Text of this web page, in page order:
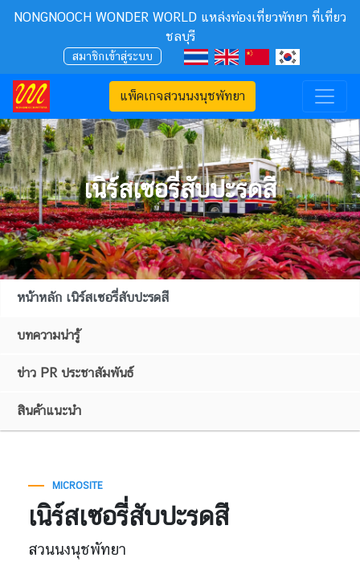
NONGNOOCH WONDER WORLD แหล่งท่องเที่ยวพัทยา ที่เที่ยว
ชลบุรี
สมาชิกเข้าสู่ระบบ
แพ็คเกจสวนนงนุชพัทยา
เนิร์สเซอรี่สับปะรดสี
หน้าหลัก เนิร์สเซอรี่สับปะรดสี
บทความน่ารู้
ข่าว PR ประชาสัมพันธ์
สินค้าแนะนำ
MICROSITE
เนิร์สเซอรี่สับปะรดสี
สวนนงนุชพัทยา